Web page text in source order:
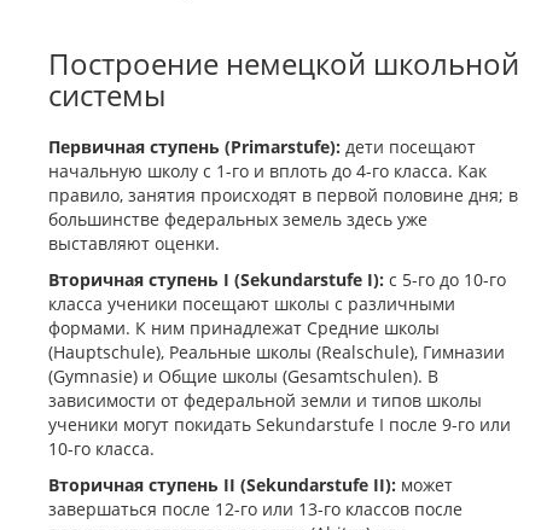
Построение немецкой школьной
системы
Первичная ступень (Primarstufe): дети посещают
начальную школу с 1-го и вплоть до 4-го класса. Как
правило, занятия происходят в первой половине дня; в
большинстве федеральных земель здесь уже
выставляют оценки.
Вторичная ступень I (Sekundarstufe I): с 5-го до 10-го
класса ученики посещают школы с различными
формами. К ним принадлежат Средние школы
(Hauptschule), Реальные школы (Realschule), Гимназии
(Gymnasie) и Общие школы (Gesamtschulen). В
зависимости от федеральной земли и типов школы
ученики могут покидать Sekundarstufe I после 9-го или
10-го класса.
Вторичная ступень II (Sekundarstufe II): может
завершаться после 12-го или 13-го классов после